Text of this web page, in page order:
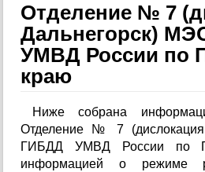
Отделение № 7
Дальнегорск)
УМВД России по
краю
Ниже собрана
Отделение № 7
ГИБДД УМВД России по
информацией о режиме